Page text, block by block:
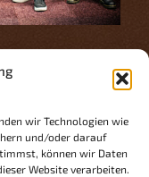
wir Technologien wie
und/oder darauf
können wir Daten
Website verarbeiten.
Band in den
und das zudem
„Earth
gediehen.
sie sich also nun
gut so!